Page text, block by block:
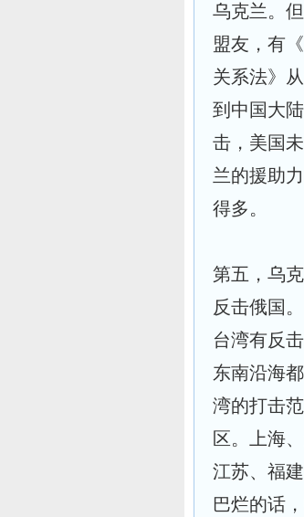
乌克兰。
盟友，有
关系法》
到中国大
击，美国
兰的援助
得多。
第五，乌
反击俄国。
台湾有反
东南沿海
湾的打击
区。上海、
江苏、福
巴烂的话